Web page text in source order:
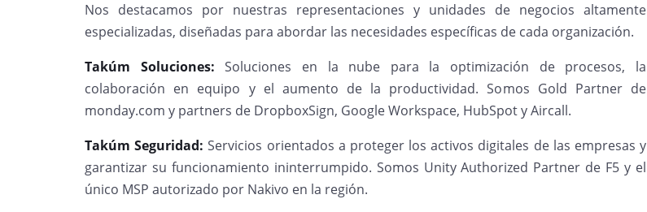
Nos destacamos por nuestras representaciones y unidades de negocios altamente
especializadas, diseñadas para abordar las necesidades específicas de cada organización.
Takúm Soluciones: Soluciones en la nube para la optimización de procesos, la
colaboración en equipo y el aumento de la productividad. Somos Gold Partner de
monday.com y partners de DropboxSign, Google Workspace, HubSpot y Aircall.
Takúm Seguridad: Servicios orientados a proteger los activos digitales de las empresas y
garantizar su funcionamiento ininterrumpido. Somos Unity Authorized Partner de F5 y el
único MSP autorizado por Nakivo en la región.